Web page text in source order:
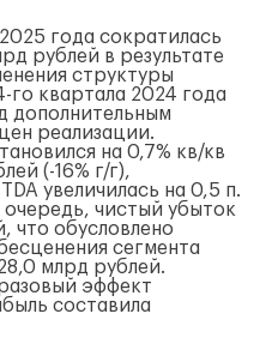
года сократилась
рублей в результате
структуры
го квартала 2024 года
дополнительным
реализации.
на 0,7% кв/кв
(-16% г/г),
увеличилась на 0,5 п.
очередь, чистый убыток
что обусловлено
сегмента
млрд рублей.
эффект
составила